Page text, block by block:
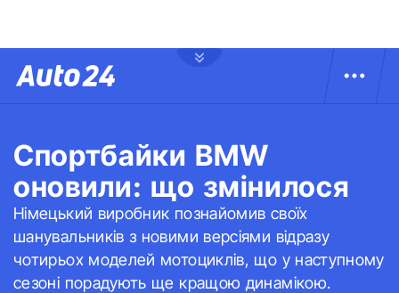
Спортбайки BMW
оновили: що змінилося
Німецький виробник познайомив своїх
шанувальників з новими версіями відразу
чотирьох моделей мотоциклів, що у наступному
сезоні порадують ще кращою динамікою.